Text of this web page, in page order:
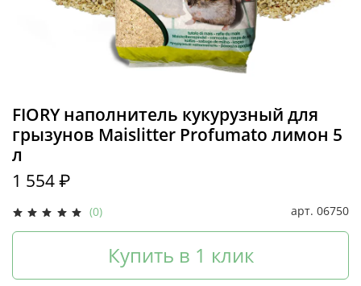
(0) арт. 06750
FIORY наполнитель кукурузный для
грызунов Maislitter Profumato лимон 5
л
1 554 ₽
Купить в 1 клик